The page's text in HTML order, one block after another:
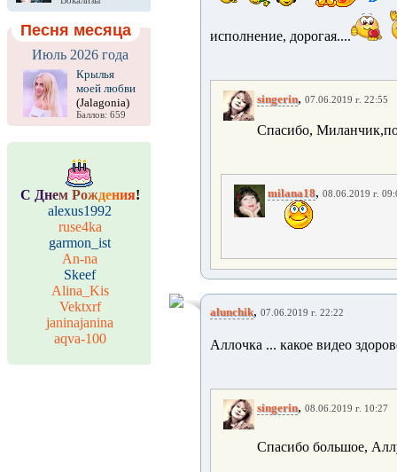
Песня месяца
Июль 2026 года
Крылья
моей любви
(Jalagonia)
Баллов: 659
С Днем Рождения!
alexus1992
ruse4ka
garmon_ist
An-na
Skeef
Alina_Kis
Vektxrf
janinajanina
aqva-100
исполнение, дорогая....
singerin, 07.06.2019 г. 22:55
Спасибо,
milana18, 08.06.2019 г.
alunchik, 07.06.2019 г. 22:22
Аллочка ... какое видео
singerin, 08.06.2019 г. 10:27
Спасибо большое,